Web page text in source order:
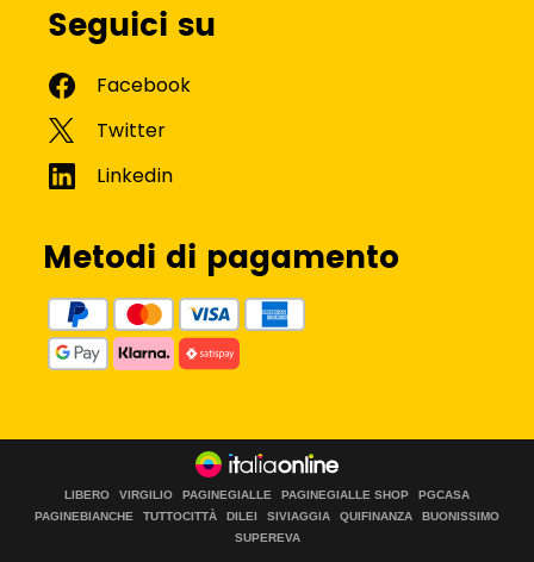
Seguici su
Metodi di pagamento
LIBERO VIRGILIO PAGINEGIALLE PAGINEGIALLE SHOP
PGCASA
PAGINEBIANCHE
TUTTOCITTÀ DILEI SIVIAGGIA QUIFINANZA
BUONISSIMO
SUPEREVA